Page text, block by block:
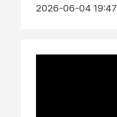
2026-06-04 19:47